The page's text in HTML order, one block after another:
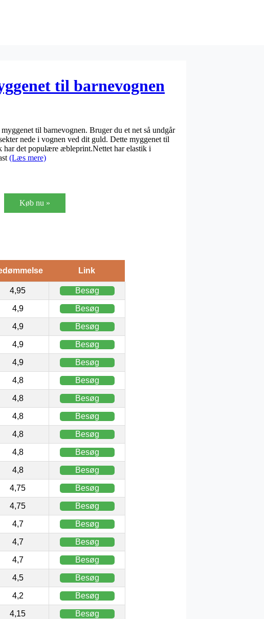
til barnevognen
til barnevognen. Bruger du et net så undgår
nede i vognen ved dit guld. Dette myggenet til
har det populære æbleprint.Nettet har elastik i
(Læs mere)
Køb nu »
Link
4,95 Besøg
4,9 Besøg
4,9 Besøg
4,9 Besøg
4,9 Besøg
4,8 Besøg
4,8 Besøg
4,8 Besøg
4,8 Besøg
4,8 Besøg
4,8 Besøg
4,75 Besøg
4,75 Besøg
4,7 Besøg
4,7 Besøg
4,7 Besøg
4,5 Besøg
4,2 Besøg
4,15 Besøg